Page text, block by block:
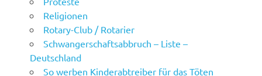
Religionen
Rotary-Club / Rotarier
Schwangerschaftsabbruch – Liste –
Deutschland
So werben Kinderabtreiber für das Töten